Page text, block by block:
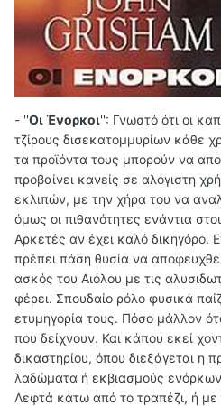
- ''Οι Ένορκοι'': Γνωστό ότι οι
τζίρους δισεκατομμυρίων κάθε
τα προϊόντα τους μπορούν να
προβαίνει κανείς σε αλόγιστη
εκλιπών, με την χήρα του να
όμως οι πιθανότητες ενάντια
Αρκετές αν έχει καλό δικηγόρο.
πρέπει πάση θυσία να
ασκός του Αιόλου με τις
φέρει. Σπουδαίο ρόλο φυσικά
ετυμηγορία τους. Πόσο μάλλον
που δείχνουν. Και κάπου εκεί
δικαστηρίου, όπου διεξάγεται η
λαδώματα ή εκβιασμούς
Λεφτά κάτω από το τραπέζι, ή